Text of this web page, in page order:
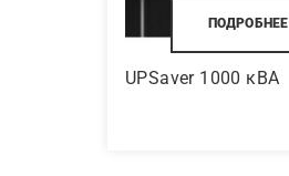
UPSaver 1000 кВА
ПОДРОБНЕЕ